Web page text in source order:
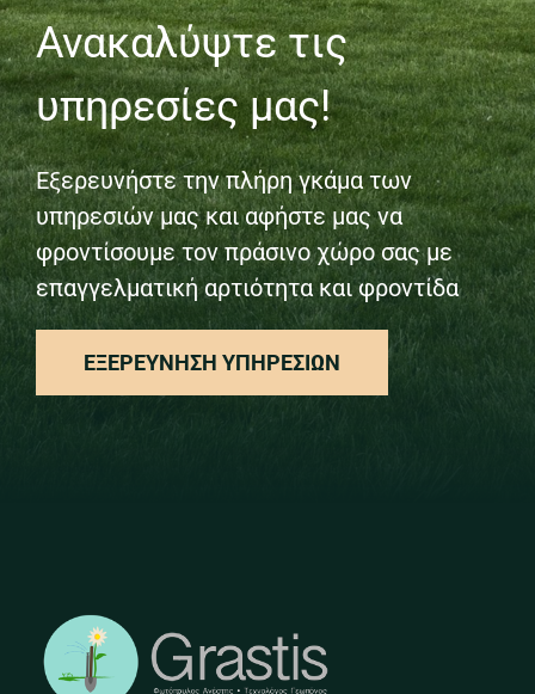
Ανακαλύψτε τις
υπηρεσίες μας!
Εξερευνήστε την πλήρη γκάμα των
υπηρεσιών μας και αφήστε μας να
φροντίσουμε τον πράσινο χώρο σας με
επαγγελματική αρτιότητα και φροντίδα
ΕΞΕΡΕΎΝΗΣΗ ΥΠΗΡΕΣΙΏΝ